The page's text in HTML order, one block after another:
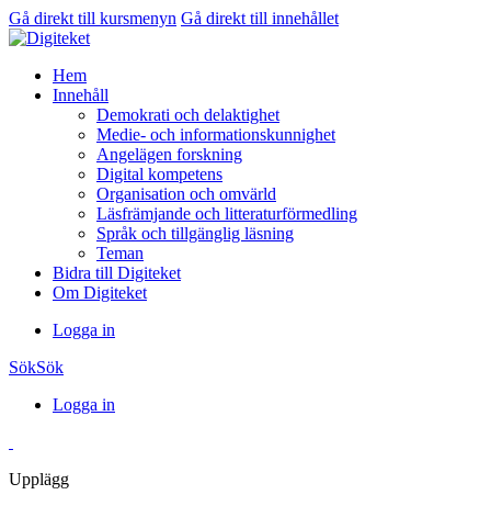
Gå direkt till kursmenyn Gå direkt till innehållet
Hem
Innehåll
Demokrati och delaktighet
Medie- och informationskunnighet
Angelägen forskning
Digital kompetens
Organisation och omvärld
Läsfrämjande och litteraturförmedling
Språk och tillgänglig läsning
Teman
Bidra till Digiteket
Om Digiteket
Logga in
SökSök
Logga in
Upplägg